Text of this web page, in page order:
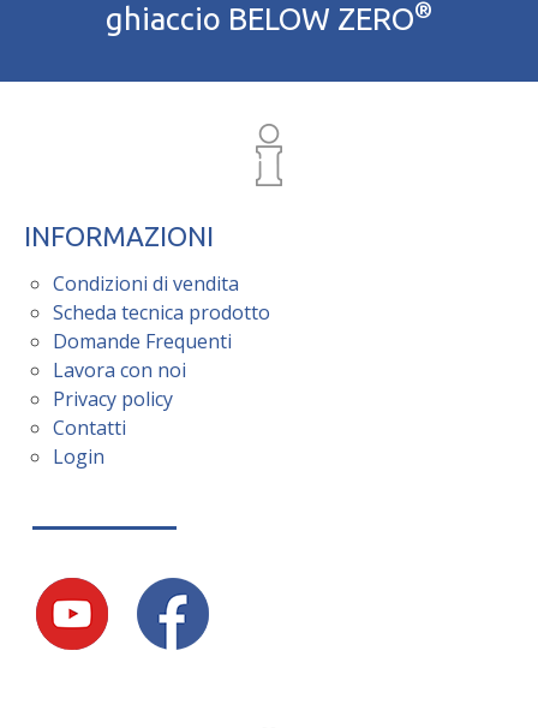
ghiaccio BELOW ZERO®
INFORMAZIONI
Condizioni di vendita
Scheda tecnica prodotto
Domande Frequenti
Lavora con noi
Privacy policy
Contatti
Login